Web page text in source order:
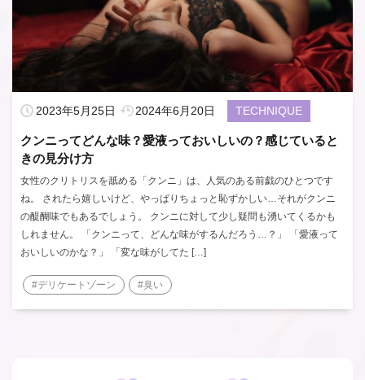
2023年5月25日 2024年6月20日 TECHNIQUE
クンニってどんな味？愛液っておいしいの？感じていると
きの見分け方
女性のクリトリスを舐める「クンニ」は、人気のある前戯のひとつです
ね。 されたら嬉しいけど、やっぱりちょっと恥ずかしい…それがクンニ
の醍醐味でもあるでしょう。 クンニに対して少し疑問も湧いてくるかも
しれません。 「クンニって、どんな味がするんだろう…？」 「愛液って
おいしいのかな？」 「変な味がしてた […]
#デリケートゾーン #臭い